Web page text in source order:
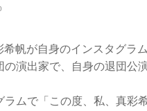
帆が自身のインスタグラ
演出家で、自身の退団公
ラムで「この度、私、真彩